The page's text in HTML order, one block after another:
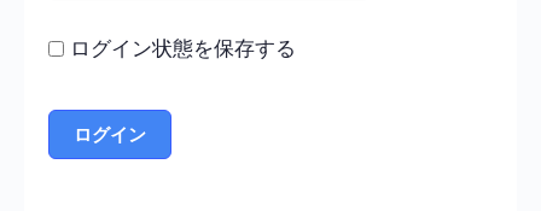
ログイン状態を保存する